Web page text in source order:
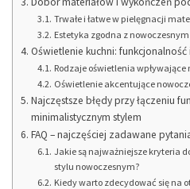
Trwałe i łatwe w pielęgnacji
Estetyka zgodna z
Oświetlenie kuchni:
Rodzaje oświetlenia
Oświetlenie akcentujące
Najczęstsze błędy przy łączeniu
minimalistycznym stylem
FAQ – najczęściej zadawane
Jakie są najważniejsze kryteria
stylu nowoczesnym?
Kiedy warto zdecydować się na